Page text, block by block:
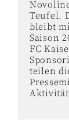
Teufel.
bleibt
Saison
FC
teilen